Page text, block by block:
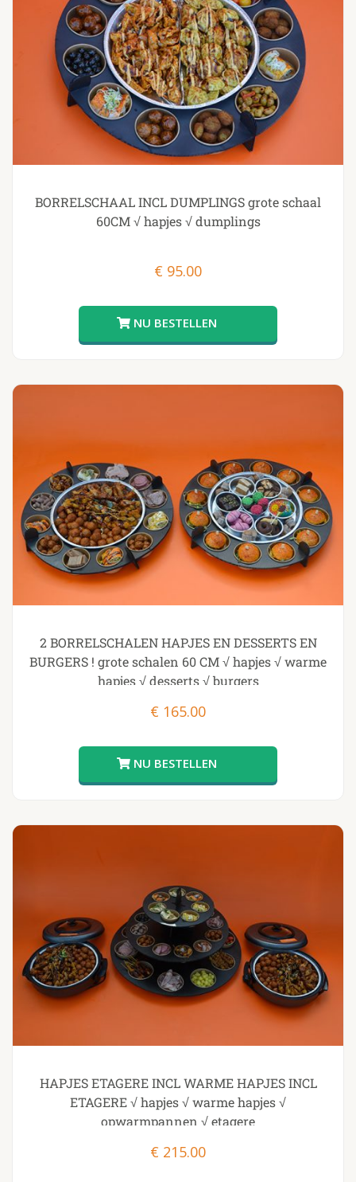
BORRELSCHAAL INCL DUMPLINGS grote schaal
60CM √ hapjes √ dumplings
€ 95.00
2 BORRELSCHALEN HAPJES EN DESSERTS EN
BURGERS ! grote schalen 60 CM √ hapjes √ warme
hapjes √ desserts √ burgers
€ 165.00
HAPJES ETAGERE INCL WARME HAPJES INCL
ETAGERE √ hapjes √ warme hapjes √
opwarmpannen √ etagere
€ 215.00